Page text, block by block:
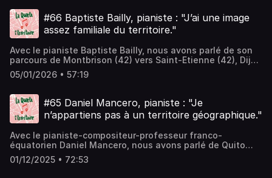
#66 Baptiste Bailly, pianiste : "J’ai une image
assez familiale du territoire."
Avec le pianiste Baptiste Bailly, nous avons parlé de son
parcours de Montbrison (42) vers Saint-Etienne (42), Dijon
(21), l'Espagne, la Bretagne, Paris, de sa relation aux
musiques traditionnelles et au bal folk, de son album à
(Zweig, Auster, Zola).
05/01/2026 • 57:19
#65 Daniel Mancero, pianiste : "Je
n’appartiens pas à un territoire géographique."
Avec le pianiste-compositeur-professeur franco-
équatorien Daniel Mancero, nous avons parlé de Quito
(Equateur), de ses débuts traumatisants au conservatoire,
de culture métissée, de ses études de Berklee (USFQ) à
01/12/2025 • 72:53